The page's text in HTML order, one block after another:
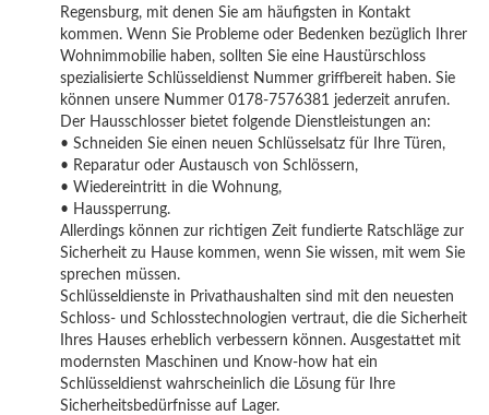
Regensburg, mit denen Sie am häufigsten in Kontakt
kommen. Wenn Sie Probleme oder Bedenken bezüglich Ihrer
Wohnimmobilie haben, sollten Sie eine Haustürschloss
spezialisierte Schlüsseldienst Nummer griffbereit haben. Sie
können unsere Nummer 0178-7576381 jederzeit anrufen.
Der Hausschlosser bietet folgende Dienstleistungen an:
• Schneiden Sie einen neuen Schlüsselsatz für Ihre Türen,
• Reparatur oder Austausch von Schlössern,
• Wiedereintritt in die Wohnung,
• Haussperrung.
Allerdings können zur richtigen Zeit fundierte Ratschläge zur
Sicherheit zu Hause kommen, wenn Sie wissen, mit wem Sie
sprechen müssen.
Schlüsseldienste in Privathaushalten sind mit den neuesten
Schloss- und Schlosstechnologien vertraut, die die Sicherheit
Ihres Hauses erheblich verbessern können. Ausgestattet mit
modernsten Maschinen und Know-how hat ein
Schlüsseldienst wahrscheinlich die Lösung für Ihre
Sicherheitsbedürfnisse auf Lager.